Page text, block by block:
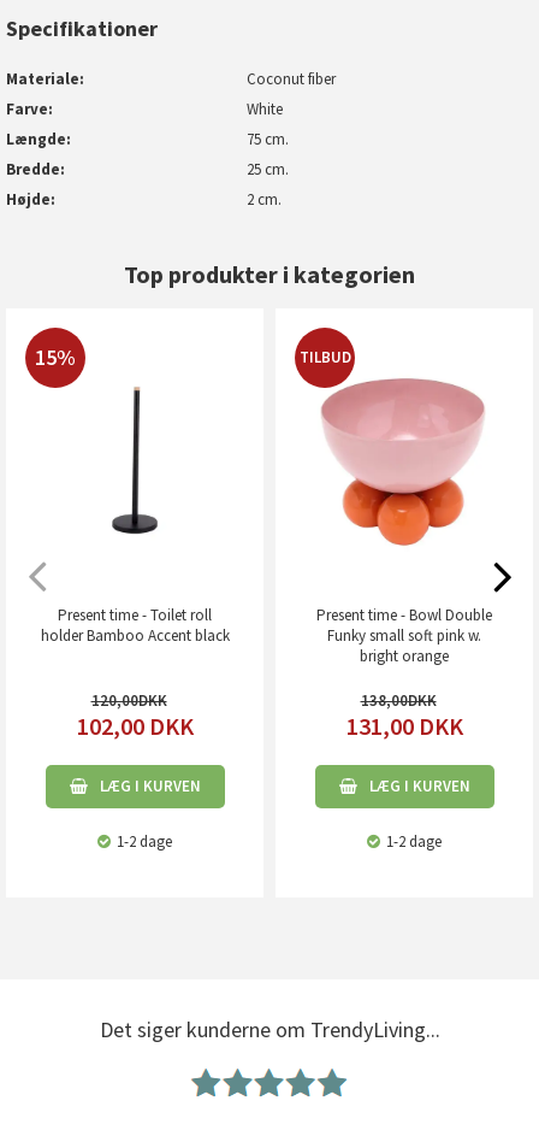
Specifikationer
Materiale
Coconut fiber
Farve
White
Længde
75 cm.
Bredde
25 cm.
Højde
2 cm.
Top produkter i kategorien
15%
Present time - Toilet roll
holder Bamboo Accent black
120,00
102,00 DKK
LÆG I KURVEN
1-2 dage
TILBUD
Present time - Bowl Double
Funky small soft pink w.
bright orange
138,00
131,00 DKK
LÆG I KURVEN
1-2 dage
Det siger kunderne om TrendyLiving...